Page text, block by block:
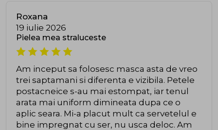
Roxana
19 iulie 2026
Pielea mea straluceste
Am inceput sa folosesc masca asta de vreo
trei saptamani si diferenta e vizibila. Petele
postacneice s-au mai estompat, iar tenul
arata mai uniform dimineata dupa ce o
aplic seara. Mi-a placut mult ca servetelul e
bine impregnat cu ser, nu usca deloc. Am